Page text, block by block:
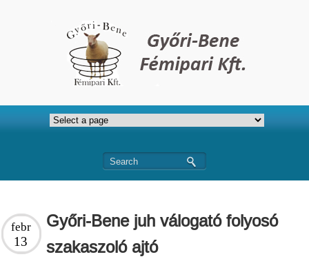
Győri-Bene juh válogató folyosó
szakaszoló ajtó
febr
13